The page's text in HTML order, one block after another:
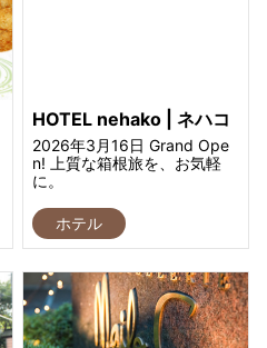
HOTEL nehako | ネハコ
2026年3月16日 Grand Ope
n! 上質な箱根旅を、お気軽
に。
ホテル